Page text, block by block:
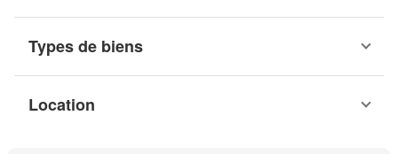
Types de biens
Location